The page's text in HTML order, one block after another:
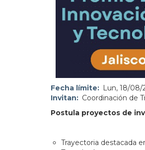
Fecha límite
Lun, 18/08/
Invitan
Coordinación de
Postula proyectos de
Trayectoria destacada